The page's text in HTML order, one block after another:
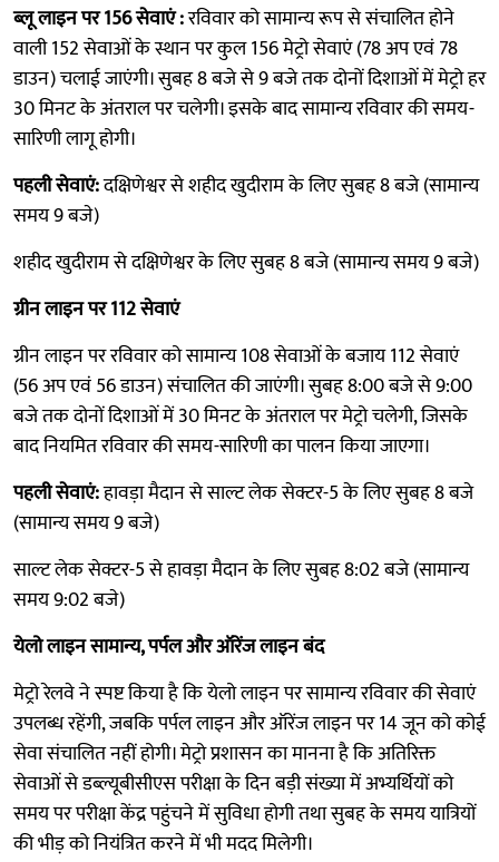
ब्लू लाइन पर 156 सेवाएं :रविवार को सामान्य रूप से संचालित होने
वाली 152 सेवाओं के स्थान पर कुल 156 मेट्रो सेवाएं (78 अप एवं 78
डाउन) चलाई जाएंगी। सुबह 8 बजे से 9 बजे तक दोनों दिशाओं में मेट्रो हर
30 मिनट के अंतराल पर चलेगी। इसके बाद सामान्य रविवार की समय-
सारिणी लागू होगी।
पहली सेवाएं:दक्षिणेश्वर से शहीद खुदीराम के लिए सुबह 8 बजे (सामान्य
समय 9 बजे)
शहीद खुदीराम से दक्षिणेश्वर के लिए सुबह 8 बजे (सामान्य समय 9 बजे)
ग्रीन लाइन पर 112 सेवाएं
ग्रीन लाइन पर रविवार को सामान्य 108 सेवाओं के बजाय 112 सेवाएं
(56 अप एवं 56 डाउन) संचालित की जाएंगी। सुबह 8:00 बजे से 9:00
बजे तक दोनों दिशाओं में 30 मिनट के अंतराल पर मेट्रो चलेगी, जिसके
बाद नियमित रविवार की समय-सारिणी का पालन किया जाएगा।
पहली सेवाएं:हावड़ा मैदान से साल्ट लेक सेक्टर-5 के लिए सुबह 8 बजे
(सामान्य समय 9 बजे)
साल्ट लेक सेक्टर-5 से हावड़ा मैदान के लिए सुबह 8:02 बजे (सामान्य
समय 9:02 बजे)
येलो लाइन सामान्य, पर्पल और ऑरेंज लाइन बंद
मेट्रो रेलवे ने स्पष्ट किया है कि येलो लाइन पर सामान्य रविवार की सेवाएं
उपलब्ध रहेंगी, जबकि पर्पल लाइन और ऑरेंज लाइन पर 14 जून को कोई
सेवा संचालित नहीं होगी। मेट्रो प्रशासन का मानना है कि अतिरिक्त
सेवाओं से डब्ल्यूबीसीएस परीक्षा के दिन बड़ी संख्या में अभ्यर्थियों को
समय पर परीक्षा केंद्र पहुंचने में सुविधा होगी तथा सुबह के समय यात्रियों
की भीड़ को नियंत्रित करने में भी मदद मिलेगी।